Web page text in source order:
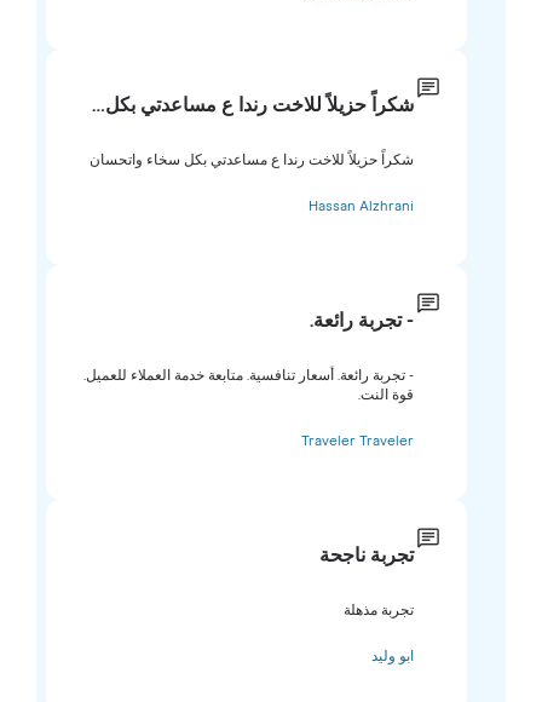
شكراً حزيلاً للاخت رندا ع مساعدتي بكل…
شكراً حزيلاً للاخت رندا ع مساعدتي بكل سخاء واتحسان
Hassan Alzhrani
- تجربة رائعة.
- تجربة رائعة. أسعار تنافسية. متابعة خدمة العملاء للعميل.
قوة النت.
Traveler Traveler
تجربة ناجحة
تجربة مذهلة